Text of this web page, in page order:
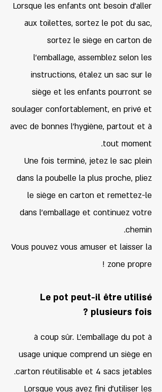
Lorsque les enfants ont besoin d'aller
aux toilettes, sortez le pot du sac,
sortez le siège en carton de
l'emballage, assemblez selon les
instructions, étalez un sac sur le
siège et les enfants pourront se
soulager confortablement, en privé et
avec de bonnes l'hygiène, partout et à
tout moment.
Une fois terminé, jetez le sac plein
dans la poubelle la plus proche, pliez
le siège en carton et remettez-le
dans l'emballage et continuez votre
chemin.
Vous pouvez vous amuser et laisser la
zone propre !
Le pot peut-il être utilisé
plusieurs fois ?
à coup sûr. L'emballage du pot à
usage unique comprend un siège en
carton réutilisable et 4 sacs jetables.
Lorsque vous avez fini d'utiliser les